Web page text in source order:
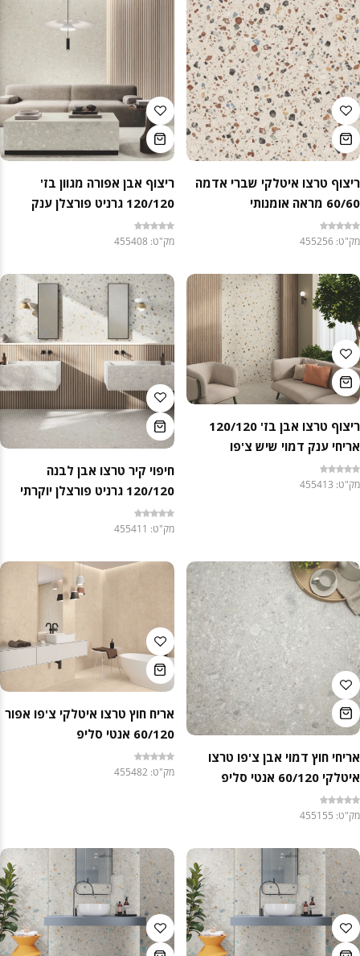
ריצוף טרצו איטלקי שברי אדמה
60/60 מראה אומנותי
מק"ט: 455256
ריצוף אבן אפורה מגוון בז'
120/120 גרניט פורצלן ענק
מק"ט: 455408
ריצוף טרצו אבן בז' 120/120
אריחי ענק דמוי שיש צ'פו
מק"ט: 455413
חיפוי קיר טרצו אבן לבנה
120/120 גרניט פורצלן יוקרתי
מק"ט: 455411
אריחי חוץ דמוי אבן צ'פו טרצו
איטלקי 60/120 אנטי סליפ
מק"ט: 455155
אריח חוץ טרצו איטלקי צ'פו אפור
60/120 אנטי סליפ
מק"ט: 455482